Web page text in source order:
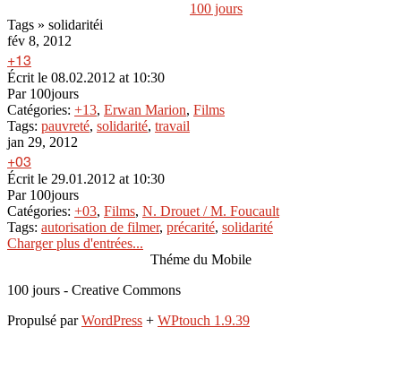
100 jours
Tags » solidaritéi
fév 8, 2012
+13
Écrit le 08.02.2012 at 10:30
Par100jours
Catégories: +13, Erwan Marion, Films
Tags: pauvreté, solidarité, travail
jan 29, 2012
+03
Écrit le 29.01.2012 at 10:30
Par100jours
Catégories: +03, Films, N. Drouet / M. Foucault
Tags: autorisation de filmer, précarité, solidarité
Charger plus d'entrées...
Théme du Mobile
100 jours - Creative Commons
Propulsé parWordPress + WPtouch 1.9.39